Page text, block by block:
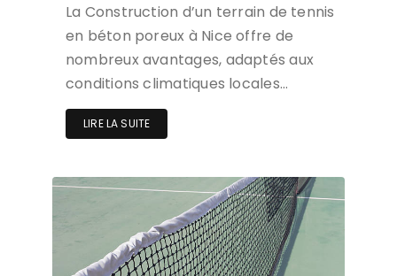
La Construction d’un terrain de tennis
en béton poreux à Nice offre de
nombreux avantages, adaptés aux
conditions climatiques locales…
LIRE LA SUITE